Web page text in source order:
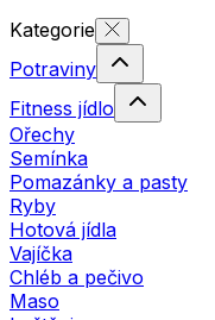
Kategorie
Potraviny
Fitness jídlo
Ořechy
Semínka
Pomazánky a pasty
Ryby
Hotová jídla
Vajíčka
Chléb a pečivo
Maso